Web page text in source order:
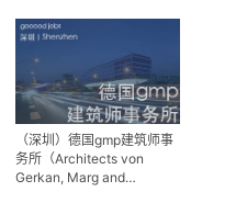
（深圳）德国gmp建筑师事
务所（Architects von
Gerkan, Marg and